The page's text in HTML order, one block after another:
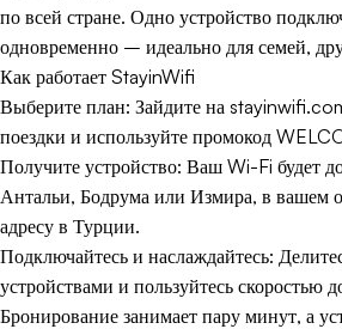
по всей стране. Одно устройство
одновременно – идеально для семей,
Как работает StayinWifi
Выберите план: Зайдите на
поездки и используйте промокод
Получите устройство: Ваш Wi-Fi будет
Антальи, Бодрума или Измира, в вашем
адресу в Турции.
Подключайтесь и наслаждайтесь:
устройствами и пользуйтесь скоростью
Бронирование занимает пару минут, а